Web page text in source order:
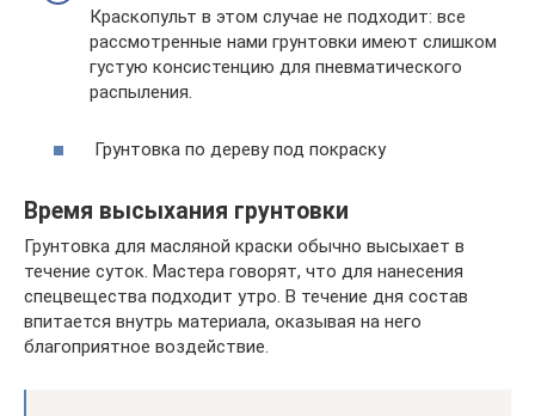
Краскопульт в этом случае не подходит: все
рассмотренные нами грунтовки имеют слишком
густую консистенцию для пневматического
распыления.
Грунтовка по дереву под покраску
Время высыхания грунтовки
Грунтовка для масляной краски обычно высыхает в
течение суток. Мастера говорят, что для нанесения
спецвещества подходит утро. В течение дня состав
впитается внутрь материала, оказывая на него
благоприятное воздействие.